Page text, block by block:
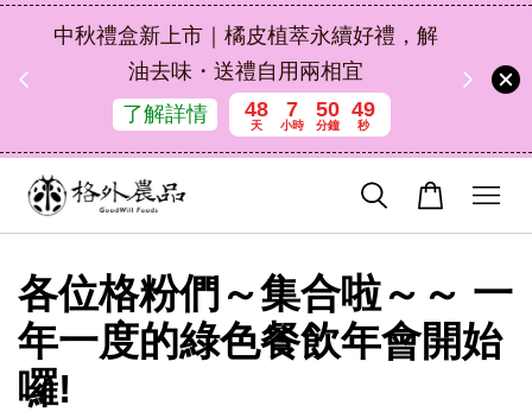
中秋禮盒新上市｜橘皮植萃永續好禮，解
油去味・送禮自用兩相宜
了解詳情
48
天
7
小時
50
分鐘
49
秒
各位格粉們～集合啦～～ 一
年一度的綠色餐飲年會開始
囉!